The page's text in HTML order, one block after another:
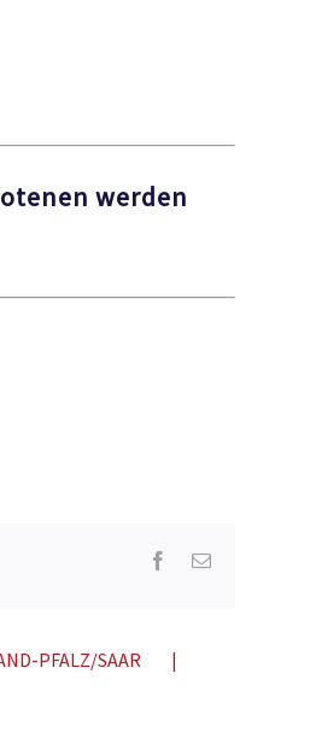
werden
Facebook
E-
PFALZ/SAAR